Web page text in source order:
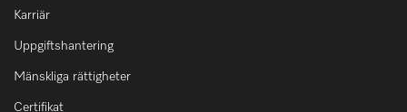
Karriär
Uppgiftshantering
Mänskliga rättigheter
Certifikat